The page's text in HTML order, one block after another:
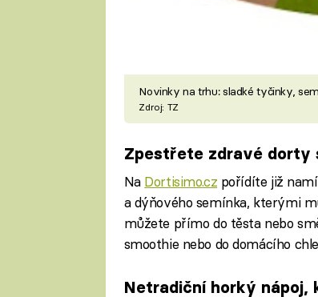
Novinky na trhu: sladké tyčinky,
Zdroj: TZ
Zpestřete zdravé dorty
Na Dortisimo.cz pořídíte již
a dýňového semínka, kterými
můžete přímo do těsta nebo
smoothie nebo do domácího
Netradiční horký